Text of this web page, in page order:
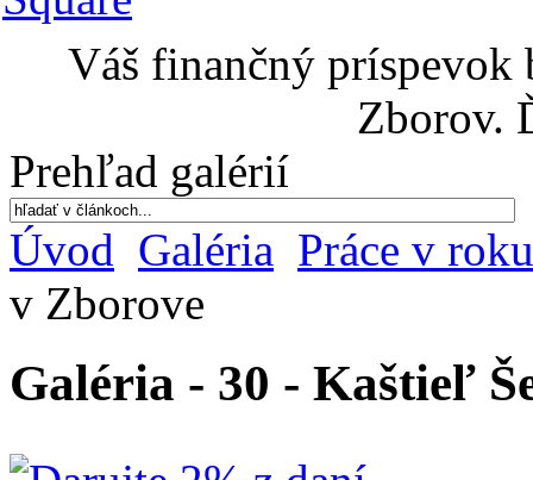
Váš finančný príspevok
Zborov.
Prehľad galérií
Úvod Galéria Práce v
v Zborove
Galéria - 30 - Kaštieľ